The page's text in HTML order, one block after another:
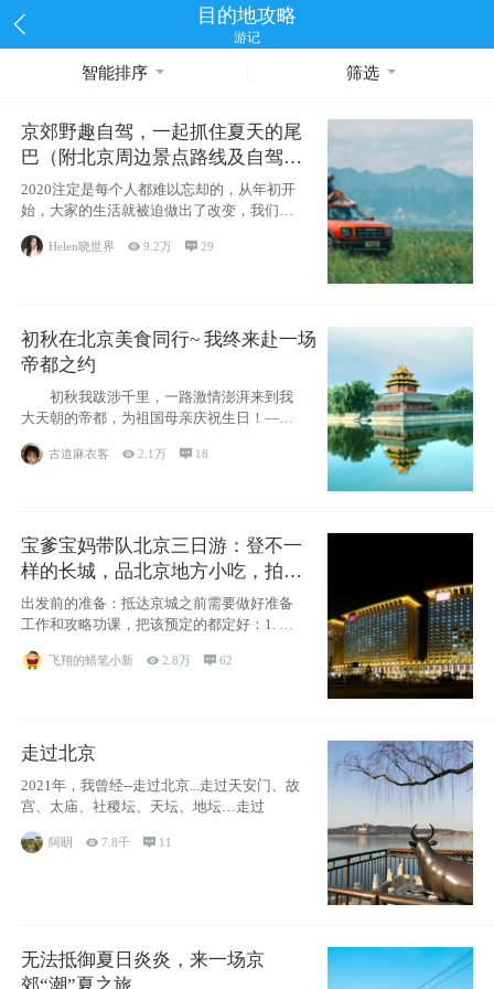
目的地攻略
游记
智能排序 筛选
京郊野趣自驾，一起抓住夏天的尾
巴（附北京周边景点路线及自驾攻
略）
2020注定是每个人都难以忘却的，从年初开
始，大家的生活就被迫做出了改变，我们也
不例外。本来双双辞职是为
Helen晓世界 9.2万 29
初秋在北京美食同行~ 我终来赴一场
帝都之约
初秋我跋涉千里，一路激情澎湃来到我
大天朝的帝都，为祖国母亲庆祝生日！——
古道麻衣客 2.1万  18
宝爹宝妈带队北京三日游：登不一
样的长城，品北京地方小吃，拍盘
古七星夜景！
出发前的准备：抵达京城之前需要做好准备
工作和攻略功课，把该预定的都定好：1. 酒
飞翔的蜡笔小新 2.8万 62
走过北京
2021年，我曾经--走过北京...走过天安门、故
宫、太庙、社稷坛、天坛、地坛…走过
阿眀 7.8千  11
无法抵御夏日炎炎，来一场京